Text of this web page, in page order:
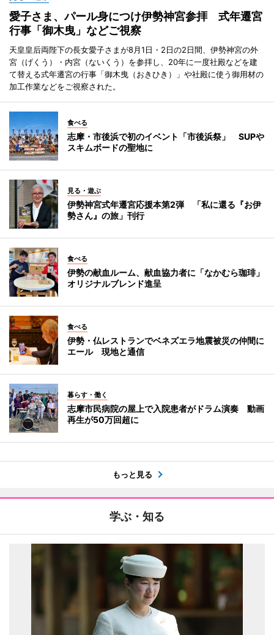
愛子さま、パール身につけ伊勢神宮参拝 式年遷宮
行事「御木曳」などご視察
天皇皇后両陛下の長女愛子さまが8月1日・2日の2日間、伊勢神宮の外
宮（げくう）・内宮（ないくう）を参拝し、20年に一度社殿などを建
て替える式年遷宮の行事「御木曳（おきひき）」や社殿に使う御用材の
加工作業などをご視察された。
食べる
志摩・市後浜で初のイベント「市後浜祭」 SUPや
スキムボードの聖地に
見る・遊ぶ
伊勢神宮式年遷宮応援本第2弾 「私に還る『お伊
勢さん』の旅」刊行
食べる
伊勢の献血ルーム、献血協力者に「なかむら珈琲」
オリジナルブレンド進呈
食べる
伊勢・仏レストランでベネズエラ地震被災の仲間に
エール 現地と通信
暮らす・働く
志摩市民病院の屋上で入院患者がドラム演奏 動画
再生が50万回超に
もっと見る
学ぶ・知る